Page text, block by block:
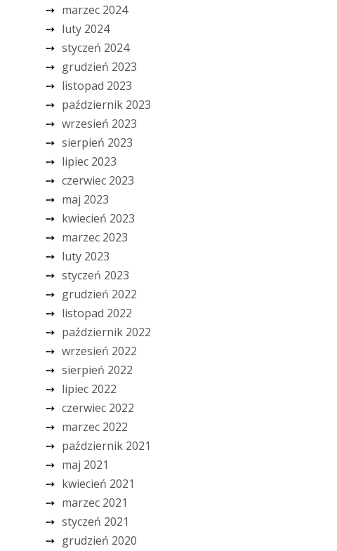
marzec 2024
luty 2024
styczeń 2024
grudzień 2023
listopad 2023
październik 2023
wrzesień 2023
sierpień 2023
lipiec 2023
czerwiec 2023
maj 2023
kwiecień 2023
marzec 2023
luty 2023
styczeń 2023
grudzień 2022
listopad 2022
październik 2022
wrzesień 2022
sierpień 2022
lipiec 2022
czerwiec 2022
marzec 2022
październik 2021
maj 2021
kwiecień 2021
marzec 2021
styczeń 2021
grudzień 2020